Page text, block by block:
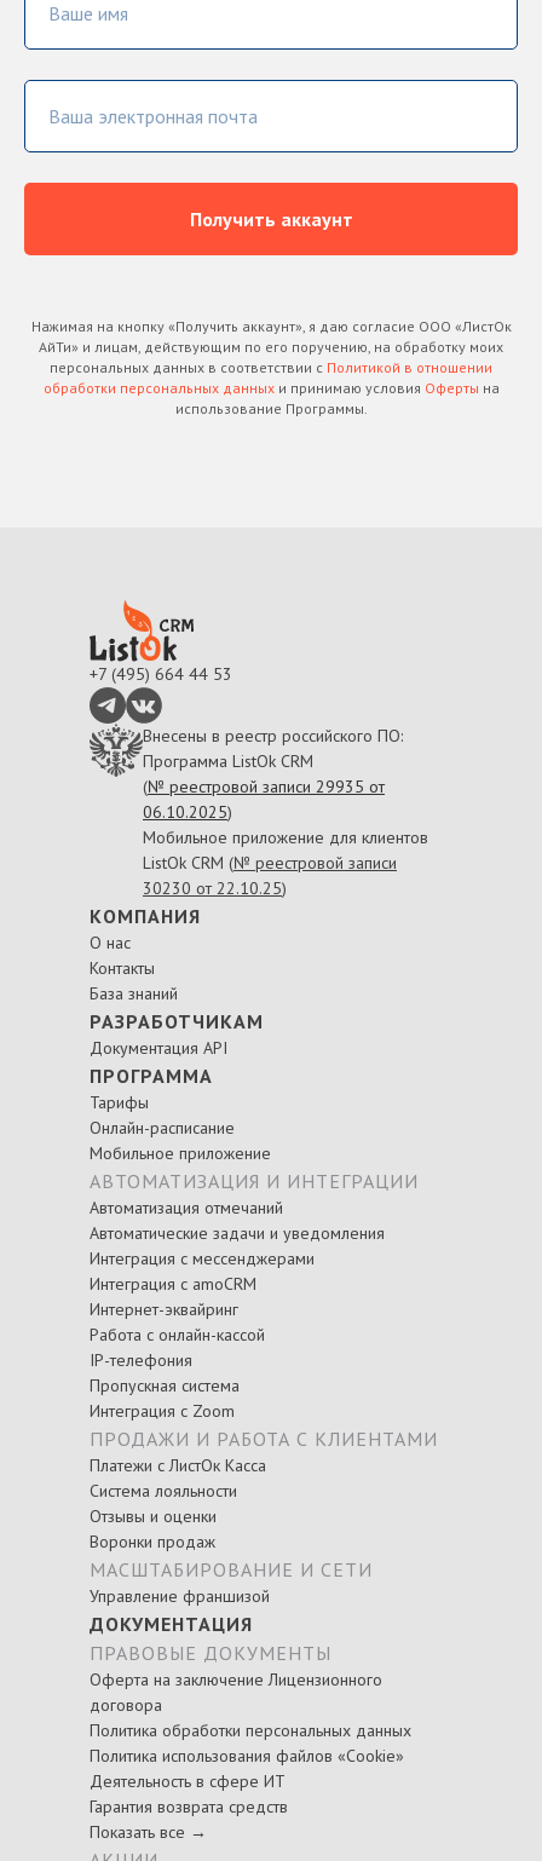
Ваше имя
Ваша электронная почта
Получить аккаунт
Нажимая на кнопку «Получить аккаунт», я даю согласие ООО «ЛистОк
АйТи» и лицам, действующим по его поручению, на обработку моих
персональных данных в соответствии с Политикой в отношении
обработки персональных данныхи принимаю условия Оферты на
использование Программы.
+7 (495) 664 44 53
Внесены в реестр российского ПО:
Программа ListOk CRM
(№ реестровой записи 29935 от
06.10.2025)
Мобильное приложение для клиентов
ListOk CRM (№ реестровой записи
30230 от 22.10.25)
КОМПАНИЯ
О нас
Контакты
База знаний
РАЗРАБОТЧИКАМ
Документация API
ПРОГРАММА
Тарифы
Онлайн-расписание
Мобильное приложение
АВТОМАТИЗАЦИЯ И ИНТЕГРАЦИИ
Автоматизация отмечаний
Автоматические задачи и уведомления
Интеграция с мессенджерами
Интеграция с amoCRM
Интернет-эквайринг
Работа с онлайн-кассой
IP-телефония
Пропускная система
Интеграция с Zoom
ПРОДАЖИ И РАБОТА С КЛИЕНТАМИ
Платежи с ЛистОк Касса
Система лояльности
Отзывы и оценки
Воронки продаж
МАСШТАБИРОВАНИЕ И СЕТИ
Управление франшизой
ДОКУМЕНТАЦИЯ
ПРАВОВЫЕ ДОКУМЕНТЫ
Оферта на заключение Лицензионного
договора
Политика обработки персональных данных
Политика использования файлов «Cookie»
Деятельность в сфере ИТ
Гарантия возврата средств
Показать все →